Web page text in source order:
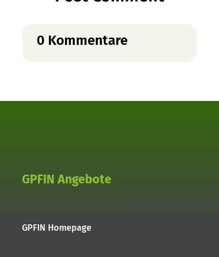
0 Kommentare
GPFIN Angebote
GPFIN Homepage